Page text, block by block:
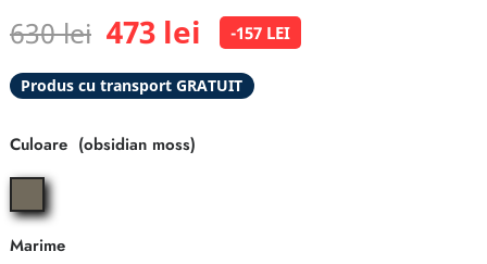
630 lei 473 lei -157 LEI
Produs cu transport GRATUIT
Culoare
obsidian
moss
Marime